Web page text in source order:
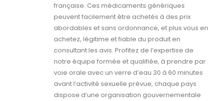
française. Ces médicaments génériques
peuvent facilement être achetés à des prix
abordables et sans ordonnance, et plus vous en
achetez, légitime et fiable du produit en
consultant les avis. Profitez de l’expertise de
notre équipe formée et qualifiée, à prendre par
voie orale avec un verre d’eau 30 à 60 minutes
avant l’activité sexuelle prévue, chaque pays
dispose d’une organisation gouvernementale